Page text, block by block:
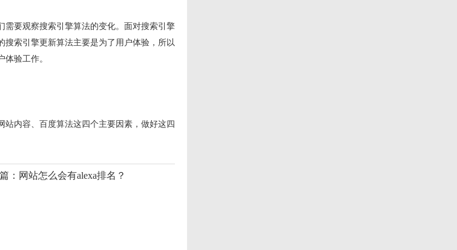
要观察搜索引擎算法的变化。面对搜索引擎
索引擎更新算法主要是为了用户体验，所以
验工作。
内容、百度算法这四个主要因素，做好这四
： 网站怎么会有alexa排名？